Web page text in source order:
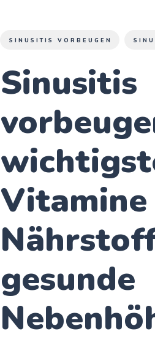
SINUSITIS VORBEUGEN
Sinusitis
Vitamine
gesunde